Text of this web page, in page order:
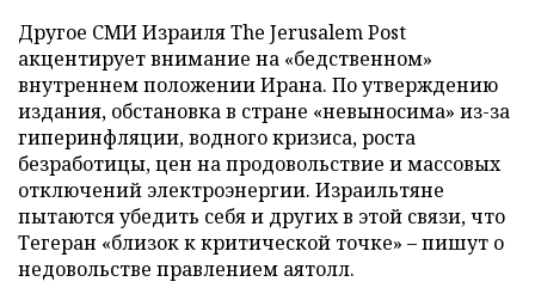
Другое СМИ Израиля The Jerusalem Post
акцентирует внимание на «бедственном»
внутреннем положении Ирана. По утверждению
издания, обстановка в стране «невыносима» из-за
гиперинфляции, водного кризиса, роста
безработицы, цен на продовольствие и массовых
отключений электроэнергии. Израильтяне
пытаются убедить себя и других в этой связи, что
Тегеран «близок к критической точке» – пишут о
недовольстве правлением аятолл.